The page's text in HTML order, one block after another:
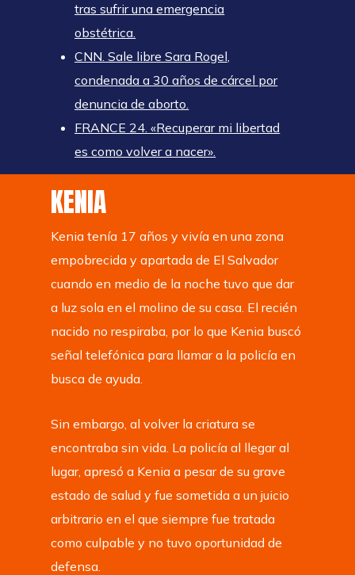
tras sufrir una emergencia
obstétrica.
CNN. Sale libre Sara Rogel,
condenada a 30 años de cárcel por
denuncia de aborto.
FRANCE 24. «Recuperar mi libertad
es como volver a nacer».
KENIA
Kenia tenía 17 años y vivía en una zona
empobrecida y apartada de El Salvador
cuando en medio de la noche tuvo que dar
a luz sola en el molino de su casa. El recién
nacido no respiraba, por lo que Kenia buscó
señal telefónica para llamar a la policía en
busca de ayuda.
Sin embargo, al volver la criatura se
encontraba sin vida. La policía al llegar al
lugar, apresó a Kenia a pesar de su grave
estado de salud y fue sometida a un juicio
arbitrario en el que siempre fue tratada
como culpable y no tuvo oportunidad de
defensa.